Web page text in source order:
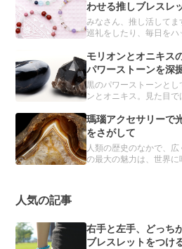
わせる推しブレスレ
みなさん、推し活して
巡礼をしたり、毎日を
イドでも、推しブレス
るんです。
モリオンとオニキス
パワーストーンを深
黒のパワーストーンと
ンとオニキス。見た目
の力をもつと信じられ、
は欠かせない存在です。
瑪瑙アクセサリーで
をさがして
人類の歴史のなかで、
の最大の魅力は、世界
人気の記事
右手と左手、どっち
ブレスレットをつけ